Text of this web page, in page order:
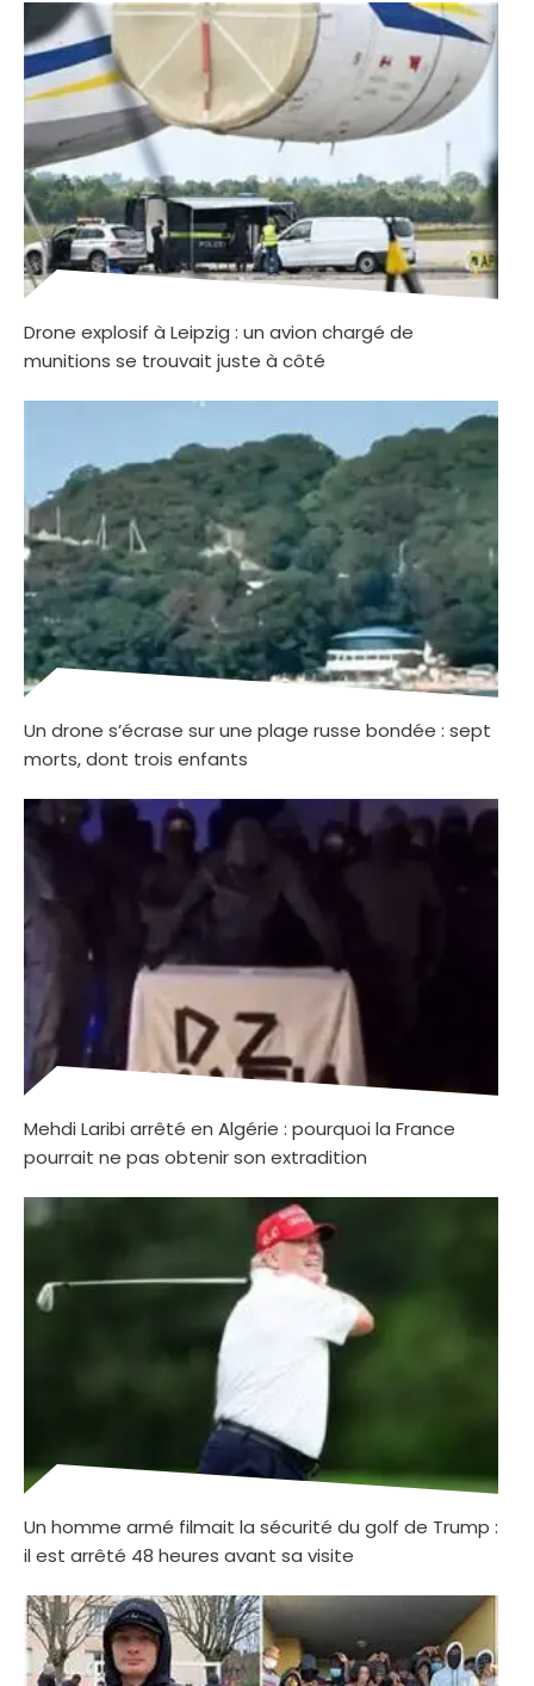
Drone explosif à Leipzig : un avion chargé de
munitions se trouvait juste à côté
Un drone s’écrase sur une plage russe bondée : sept
morts, dont trois enfants
Mehdi Laribi arrêté en Algérie : pourquoi la France
pourrait ne pas obtenir son extradition
Un homme armé filmait la sécurité du golf de Trump :
il est arrêté 48 heures avant sa visite